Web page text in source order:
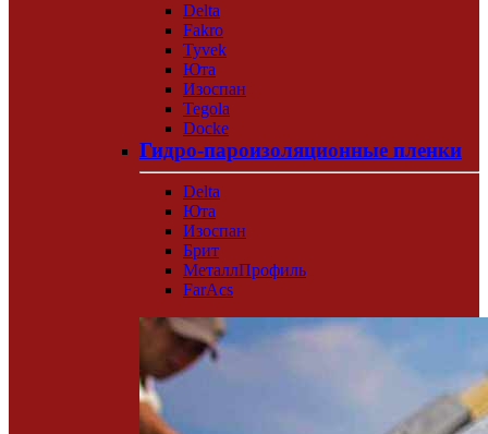
Delta
Fakro
Tyvek
Юта
Изоспан
Tegola
Docke
Гидро-пароизоляционные пленки
Delta
Юта
Изоспан
Брит
МеталлПрофиль
FarAcs